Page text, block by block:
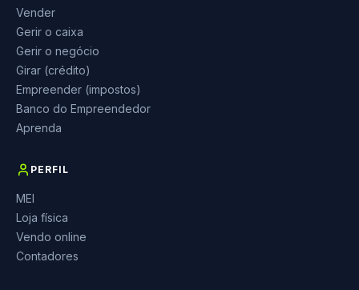
Vender
Gerir o caixa
Gerir o negócio
Girar (crédito)
Empreender (impostos)
Banco do Empreendedor
Aprenda
PERFIL
MEI
Loja física
Vendo online
Contadores